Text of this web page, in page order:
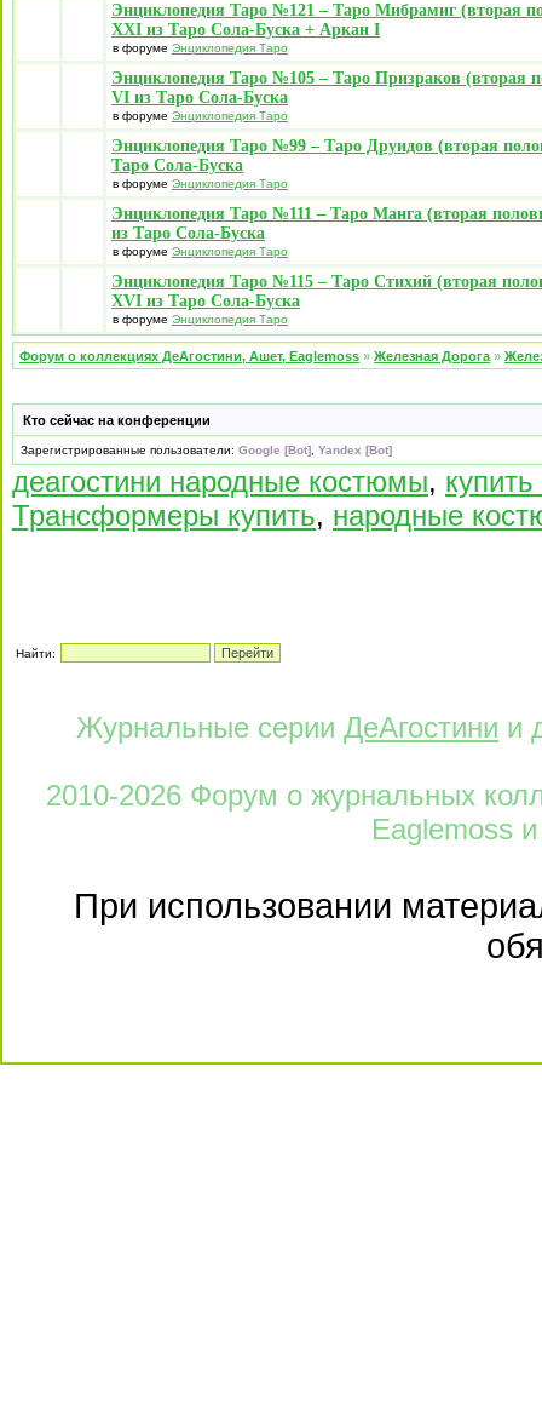
Энциклопедия Таро №121 – Таро Мибрамиг (вторая
XXI из Таро Сола-Буска + Аркан I
в форуме Энциклопедия Таро
Энциклопедия Таро №105 – Таро Призраков (вторая
VI из Таро Сола-Буска
в форуме Энциклопедия Таро
Энциклопедия Таро №99 – Таро Друидов (вторая
Таро Сола-Буска
в форуме Энциклопедия Таро
Энциклопедия Таро №111 – Таро Манга (вторая
из Таро Сола-Буска
в форуме Энциклопедия Таро
Энциклопедия Таро №115 – Таро Стихий (вторая
XVI из Таро Сола-Буска
в форуме Энциклопедия Таро
Форум о коллекциях ДеАгостини, Ашет, Eaglemoss » Железная Дорога »
Кто сейчас на конференции
Зарегистрированные пользователи: Google [Bot] Yandex [Bot]
деагостини народные костюмы,
Трансформеры купить, народные
Найти:
Журнальные серии ДеАгостини и
2010-2026 Форум о журнальных
Eaglemoss и
При использовании